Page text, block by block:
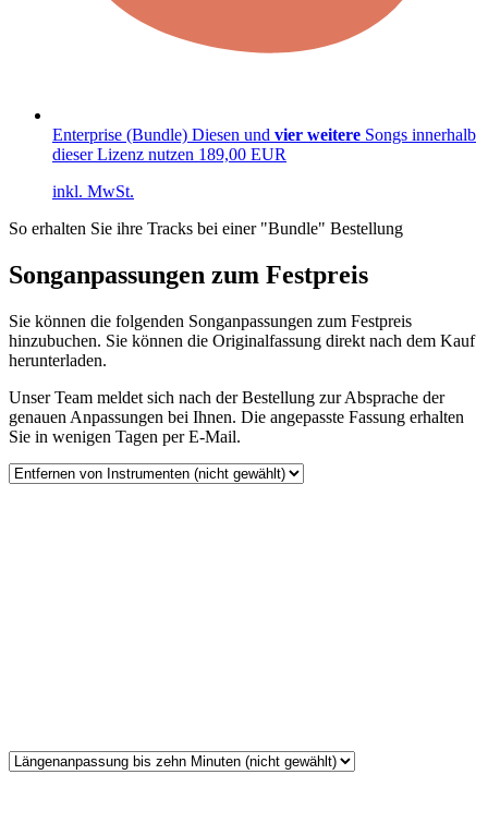
Enterprise (Bundle) Diesen und vier weitere Songs innerhalb
dieser Lizenz nutzen 189,00 EUR
inkl. MwSt.
So erhalten Sie ihre Tracks bei einer "Bundle" Bestellung
Songanpassungen zum Festpreis
Sie können die folgenden Songanpassungen zum Festpreis
hinzubuchen. Sie können die Originalfassung direkt nach dem Kauf
herunterladen.
Unser Team meldet sich nach der Bestellung zur Absprache der
genauen Anpassungen bei Ihnen. Die angepasste Fassung erhalten
Sie in wenigen Tagen per E-Mail.